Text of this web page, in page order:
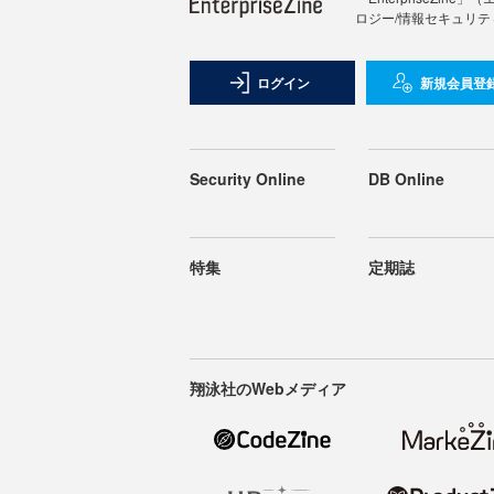
ロジー/情報セキュリ
ログイン 新規会員登
Security Online DB Online
特集 定期誌
翔泳社のWebメディア